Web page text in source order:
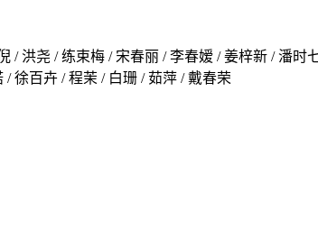
/ 洪尧 / 练束梅 / 宋春丽 / 李春嫒 / 姜梓新 / 潘
徐百卉 / 程茉 / 白珊 / 茹萍 / 戴春荣